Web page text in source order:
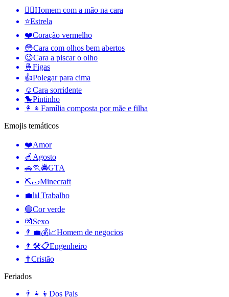
🤦‍♂️Homem com a mão na cara
⭐Estrela
❤️Coração vermelho
😳Cara com olhos bem abertos
😉Cara a piscar o olho
🤞 Figas
👍Polegar para cima
☺️Cara sorridente
🐤Pintinho
👩‍👧 Família composta por mãe e filha
Emojis temáticos
❤️Amor
🍎 Agosto
🚗🏃🚔GTA
⛏🧱Minecraft
💼📊 Trabalho
🟢Cor verde
💏Sexo
👨‍💼💰📈Homem de negocios
👨🛠📋Engenheiro
✝️Cristão
Feriados
👨‍👧‍👦 Dos Pais